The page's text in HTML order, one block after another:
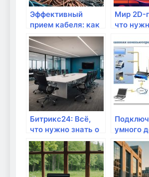
Эффективный
прием кабеля: как
максимально
извлечь выгоду от
сдачи кабеля
Мир 2D-
что
Битрикс24: Всё,
что нужно знать о
лицензиях,
тарифах и
стоимости в
компании Айтекс
умного
знать?